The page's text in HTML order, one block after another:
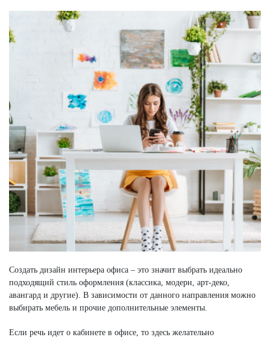
Создать дизайн интерьера офиса – это значит выбрать идеально
подходящий стиль оформления (классика, модерн, арт-деко,
авангард и другие). В зависимости от данного направления можно
выбирать мебель и прочие дополнительные элементы.
Если речь идет о кабинете в офисе, то здесь желательно